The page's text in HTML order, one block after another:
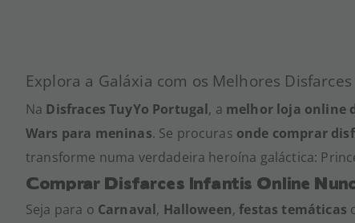
Explora a Galáxia com os Melhores
Na Disfraces TuyYo Portugal, a melhor loja online
Wars para meninas. Se procuras onde comprar
transforme numa verdadeira heroína galáctica:
Comprar Disfarces Infantis Online
Seja para o Carnaval, Halloween,festas temáticas